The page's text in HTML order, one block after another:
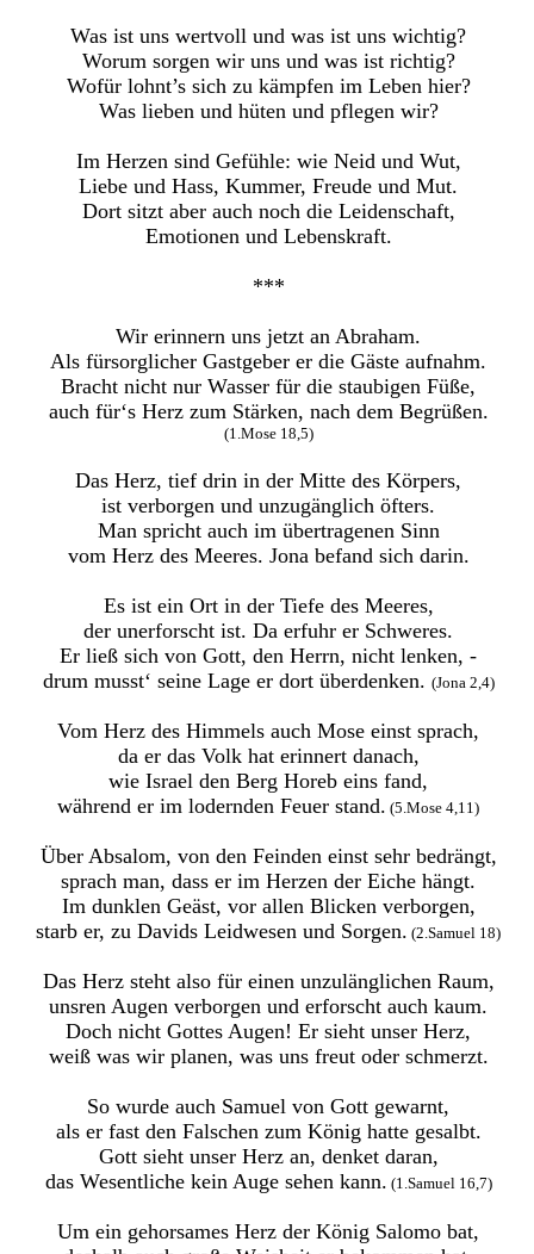
Was ist uns wertvoll und was ist uns wichtig?
Worum sorgen wir uns und was ist richtig?
Wofür lohnt’s sich zu kämpfen im Leben hier?
Was lieben und hüten und pflegen wir?
Im Herzen sind Gefühle: wie Neid und Wut,
Liebe und Hass, Kummer, Freude und Mut.
Dort sitzt aber auch noch die Leidenschaft,
Emotionen und Lebenskraft.
***
Wir erinnern uns jetzt an Abraham.
Als fürsorglicher Gastgeber er die Gäste aufnahm.
Bracht nicht nur Wasser für die staubigen Füße,
auch für‘s Herz zum Stärken, nach dem Begrüßen.
(1.Mose 18,5)
Das Herz, tief drin in der Mitte des Körpers,
ist verborgen und unzugänglich öfters.
Man spricht auch im übertragenen Sinn
vom Herz des Meeres. Jona befand sich darin.
Es ist ein Ort in der Tiefe des Meeres,
der unerforscht ist. Da erfuhr er Schweres.
Er ließ sich von Gott, den Herrn, nicht lenken, -
drum musst‘ seine Lage er dort überdenken. (Jona 2,4)
Vom Herz des Himmels auch Mose einst sprach,
da er das Volk hat erinnert danach,
wie Israel den Berg Horeb eins fand,
während er im lodernden Feuer stand. (5.Mose 4,11)
Über Absalom, von den Feinden einst sehr bedrängt,
sprach man, dass er im Herzen der Eiche hängt.
Im dunklen Geäst, vor allen Blicken verborgen,
starb er, zu Davids Leidwesen und Sorgen. (2.Samuel 18)
Das Herz steht also für einen unzulänglichen Raum,
unsren Augen verborgen und erforscht auch kaum.
Doch nicht Gottes Augen! Er sieht unser Herz,
weiß was wir planen, was uns freut oder schmerzt.
So wurde auch Samuel von Gott gewarnt,
als er fast den Falschen zum König hatte gesalbt.
Gott sieht unser Herz an, denket daran,
das Wesentliche kein Auge sehen kann. (1.Samuel 16,7)
Um ein gehorsames Herz der König Salomo bat,